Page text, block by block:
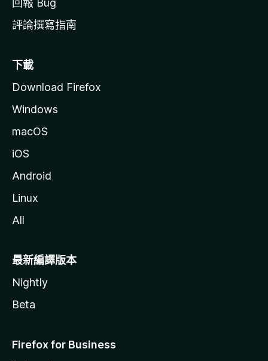
回報 Bug
評論撰寫指南
下載
Download Firefox
Windows
macOS
iOS
Android
Linux
All
最新編譯版本
Nightly
Beta
Firefox for Business